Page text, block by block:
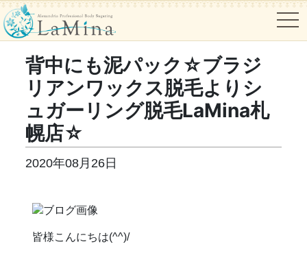
背中にも泥パック☆ブラジ
リアンワックス脱毛よりシ
ュガーリング脱毛LaMina札
幌店☆
2020年08月26日
皆様こんにちは(^^)/